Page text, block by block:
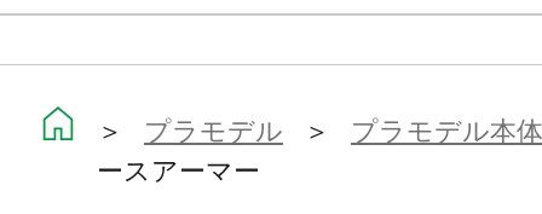
ーム中でのパーツ獲得途中の状態を
・一部塗装済みマルチカラーキット
初心者の方も安心して組立てる事が
＞ プラモデル ＞ プラモデル本体
ースアーマー